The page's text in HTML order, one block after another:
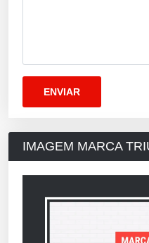
IMAGEM MARCA